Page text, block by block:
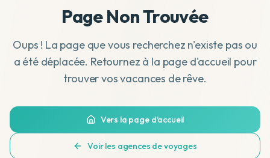
Page Non Trouvée
Oups ! La page que vous recherchez n'existe pas ou
a été déplacée. Retournez à la page d'accueil pour
trouver vos vacances de rêve.
Vers la page d'accueil
Voir les agences de voyages